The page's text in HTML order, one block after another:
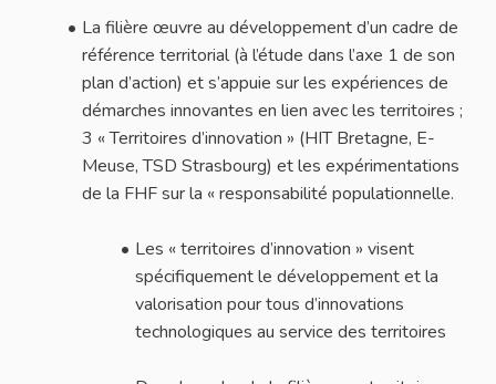
La filière œuvre au développement d’un cadre de
référence territorial (à l’étude dans l’axe 1 de son
plan d’action) et s’appuie sur les expériences de
démarches innovantes en lien avec les territoires ;
3 « Territoires d’innovation » (HIT Bretagne, E-
Meuse, TSD Strasbourg) et les expérimentations
de la FHF sur la « responsabilité populationnelle.
Les « territoires d’innovation » visent
spécifiquement le développement et la
valorisation pour tous d’innovations
technologiques au service des territoires